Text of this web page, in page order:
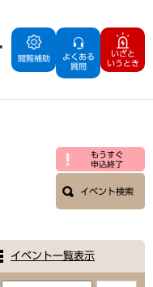
閲覧補助
よくある
質問
いざと
いうとき
もうすぐ
申込終了
イベント検索
イベント一覧表示